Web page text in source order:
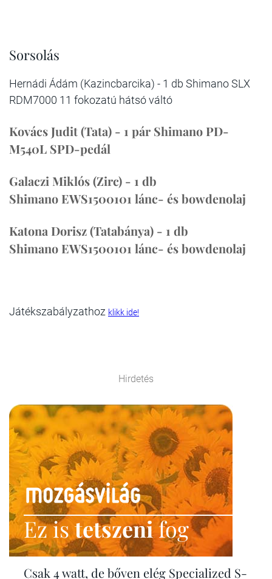
Sorsolás
Hernádi Ádám (Kazincbarcika) - 1 db Shimano SLX
RDM7000 11 fokozatú hátsó váltó
Kovács Judit (Tata) - 1 pár Shimano PD-
M540L SPD-pedál
Galaczi Miklós (Zirc) - 1 db
Shimano EWS1500101 lánc- és bowdenolaj
Katona Dorisz (Tatabánya) - 1 db
Shimano EWS1500101 lánc- és bowdenolaj
Játékszabályzathoz klikk ide!
Hirdetés
Ez istetszenifog
Csak 4 watt, de bőven elég Specialized S-